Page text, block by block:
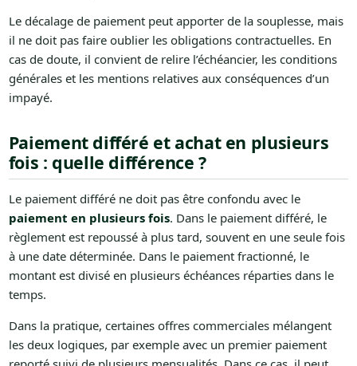
Le décalage de paiement peut apporter de la souplesse, mais
il ne doit pas faire oublier les obligations contractuelles. En
cas de doute, il convient de relire l’échéancier, les conditions
générales et les mentions relatives aux conséquences d’un
impayé.
Paiement différé et achat en plusieurs
fois : quelle différence ?
Le paiement différé ne doit pas être confondu avec le
paiement en plusieurs fois. Dans le paiement différé, le
règlement est repoussé à plus tard, souvent en une seule fois
à une date déterminée. Dans le paiement fractionné, le
montant est divisé en plusieurs échéances réparties dans le
temps.
Dans la pratique, certaines offres commerciales mélangent
les deux logiques, par exemple avec un premier paiement